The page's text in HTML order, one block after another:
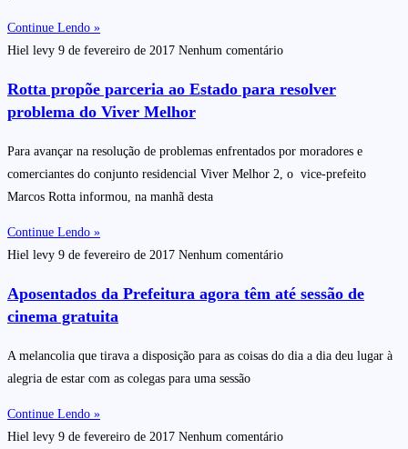
Continue Lendo »
Hiel levy 9 de fevereiro de 2017 Nenhum comentário
Rotta propõe parceria ao Estado para resolver
problema do Viver Melhor
Para avançar na resolução de problemas enfrentados por moradores e
comerciantes do conjunto residencial Viver Melhor 2, o vice-prefeito
Marcos Rotta informou, na manhã desta
Continue Lendo »
Hiel levy 9 de fevereiro de 2017 Nenhum comentário
Aposentados da Prefeitura agora têm até sessão de
cinema gratuita
A melancolia que tirava a disposição para as coisas do dia a dia deu lugar à
alegria de estar com as colegas para uma sessão
Continue Lendo »
Hiel levy 9 de fevereiro de 2017 Nenhum comentário